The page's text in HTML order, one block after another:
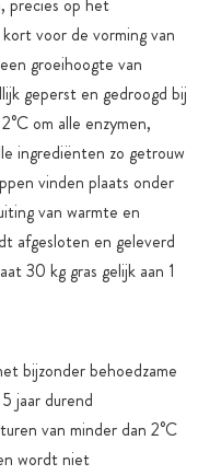
voor de vorming van
groeihoogte van
geperst en gedroogd bij
om alle enzymen,
ingrediënten zo getrouw
vinden plaats onder
van warmte en
afgesloten en geleverd
30 kg gras gelijk aan 1
bijzonder behoedzame
jaar durend
van minder dan 2°C
wordt niet